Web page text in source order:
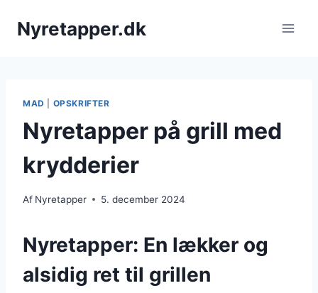
Nyretapper.dk
MAD OPSKRIFTER
Nyretapper på grill med
krydderier
Af Nyretapper 5. december 2024
Nyretapper: En lækker og
alsidig ret til grillen